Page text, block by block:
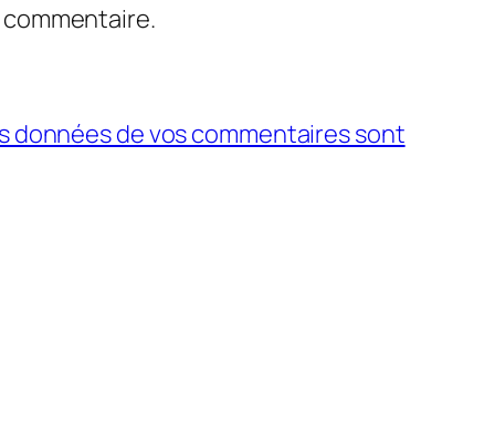
données de vos commentaires sont